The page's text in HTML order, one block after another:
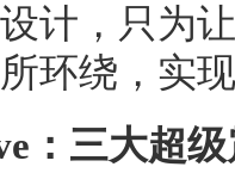
计，只为
环绕，实
：三大超